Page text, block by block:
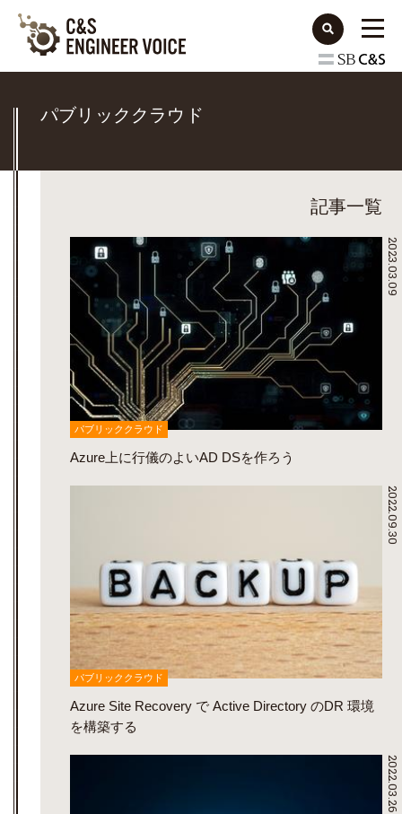
パブリッククラウド
記事一覧
2023.03.09
パブリッククラウド
Azure上に行儀のよいAD DSを作ろう
2022.09.30
パブリッククラウド
Azure Site Recovery で Active Directory のDR 環境
を構築する
2022.03.26